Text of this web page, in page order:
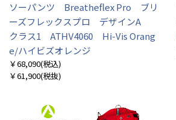
ソーパンツ Breatheflex Pro ブリ
ーズフレックスプロ デザインA
クラス1 ATHV4060 Hi-Vis Orang
e/ハイビズオレンジ
￥68,090(税込)
￥61,900(税抜)